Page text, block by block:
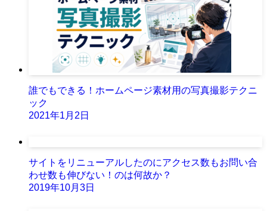
誰でもできる！ホームページ素材用の写真撮影テクニ
ック
2021年1月2日
サイトをリニューアルしたのにアクセス数もお問い合
わせ数も伸びない！のは何故か？
2019年10月3日